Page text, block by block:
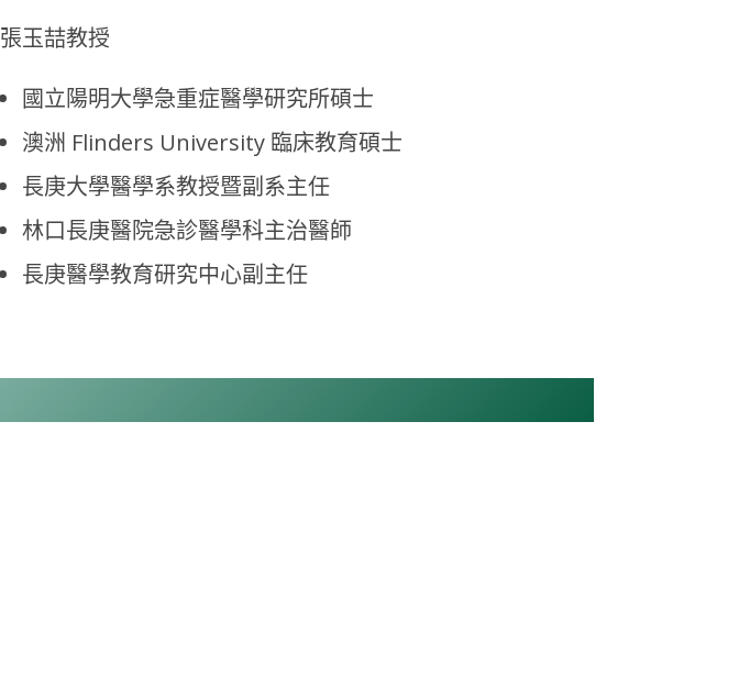
張玉喆教授
國立陽明大學急重症醫學研究所碩士
澳洲 Flinders University 臨床教育碩士
長庚大學醫學系教授暨副系主任
林口長庚醫院急診醫學科主治醫師
長庚醫學教育研究中心副主任